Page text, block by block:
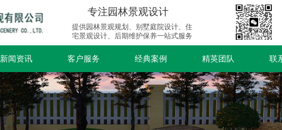
专注园林景观设计
提供园林景观规划、别墅庭院设计、住
宅景观设计、后期维护保养一站式服务
新闻资讯 客户服务 经典案例 精英团队 联